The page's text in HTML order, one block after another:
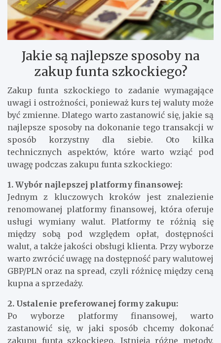
Jakie są najlepsze sposoby na
zakup funta szkockiego?
Zakup funta szkockiego to zadanie wymagające
uwagi i ostrożności, ponieważ kurs tej waluty może
być zmienne. Dlatego warto zastanowić się, jakie są
najlepsze sposoby na dokonanie tego transakcji w
sposób korzystny dla siebie. Oto kilka
technicznych aspektów, które warto wziąć pod
uwagę podczas zakupu funta szkockiego:
1. Wybór najlepszej platformy finansowej:
Jednym z kluczowych kroków jest znalezienie
renomowanej platformy finansowej, która oferuje
usługi wymiany walut. Platformy te różnią się
między sobą pod względem opłat, dostępności
walut, a także jakości obsługi klienta. Przy wyborze
warto zwrócić uwagę na dostępność pary walutowej
GBP/PLN oraz na spread, czyli różnicę między ceną
kupna a sprzedaży.
2. Ustalenie preferowanej formy zakupu:
Po wyborze platformy finansowej, warto
zastanowić się, w jaki sposób chcemy dokonać
zakupu funta szkockiego. Istnieją różne metody,